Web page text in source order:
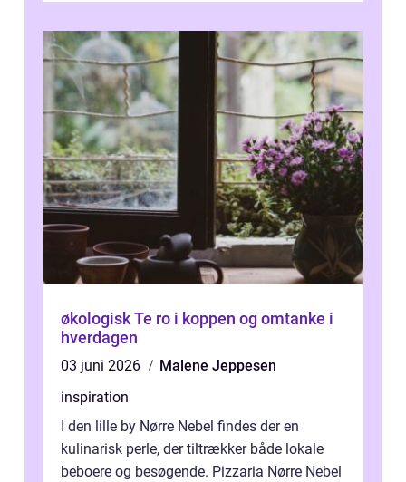
økologisk Te ro i koppen og omtanke i
hverdagen
03 juni 2026
Malene Jeppesen
inspiration
I den lille by Nørre Nebel findes der en
kulinarisk perle, der tiltrækker både lokale
beboere og besøgende. Pizzaria Nørre Nebel